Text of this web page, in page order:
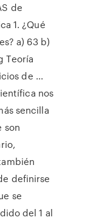
de
1. ¿Qué
a) 63 b)
Teoría
de ...
nos
sencilla
son
definirse
se
del 1 al